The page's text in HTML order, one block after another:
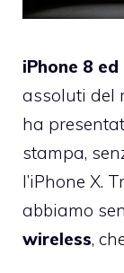
iPhone 8 ed
assoluti del
ha
stampa,
l’iPhone X.
abbiamo
wireless,